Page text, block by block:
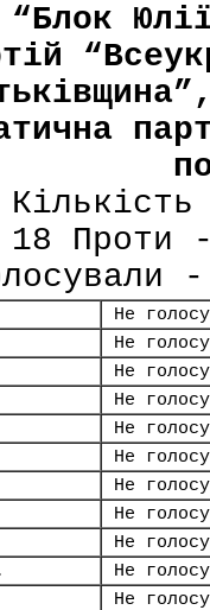
“Блок
Проти
Не
Не
Не
Не
Не
Не
Не
Не
Не
Не
Не